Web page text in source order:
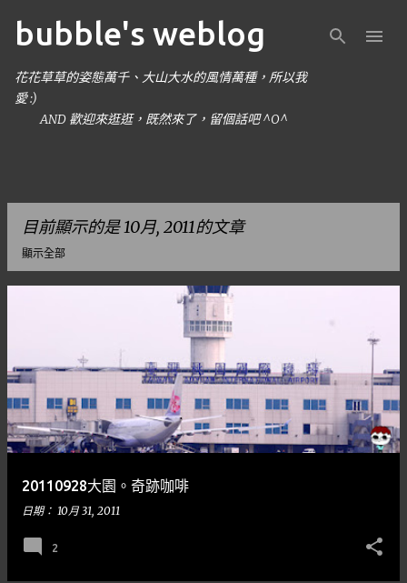
跳到主要內容
bubble's weblog
花花草草的姿態萬千、大山大水的風情萬種，所以我
愛 :)
AND 歡迎來逛逛，既然來了，留個話吧 ^O^
目前顯示的是 10月, 2011的文章
顯示全部
文
章
20110928大園。奇跡咖啡
日期： 10月 31, 2011
2